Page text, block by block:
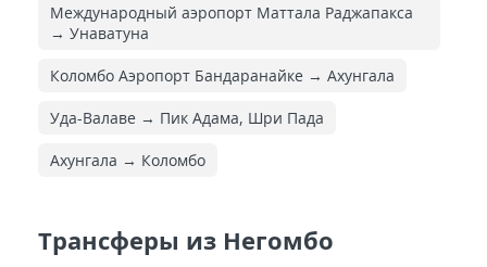
Международный аэропорт Маттала Раджапакса
→ Унаватуна
Коломбо Аэропорт Бандаранайке → Ахунгала
Уда-Валаве → Пик Адама, Шри Пада
Ахунгала → Коломбо
Трансферы из Негомбо